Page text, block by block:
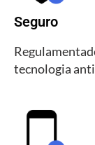
Seguro
tecnologia